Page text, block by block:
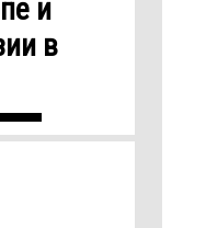
и
в